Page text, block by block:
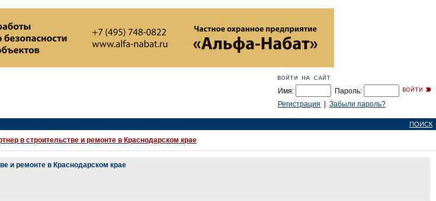
Имя:
Пароль:
Регистрация
Забыли пароль?
ПОИСК
в строительстве и ремонте в Краснодарском крае
и ремонте в Краснодарском крае